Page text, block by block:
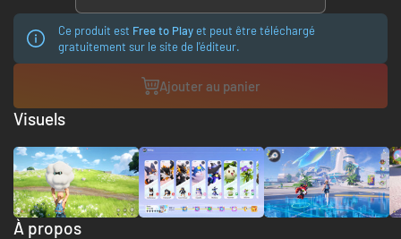
Ce produit est Free to Playet peut être téléchargé
gratuitement sur le site de l'éditeur.
Ajouter au panier
À propos
Visuels